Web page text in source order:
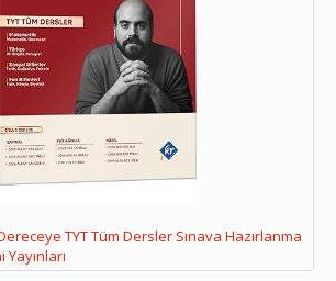
TYT Tüm Dersler Sınava Hazırlanma
Yayınları